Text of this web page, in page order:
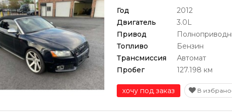
Год
2012
Двигатель
3.0L
Привод
Топливо
Бензин
Трансмиссия
Автомат
Пробег
127.198 км
хочу под заказ В